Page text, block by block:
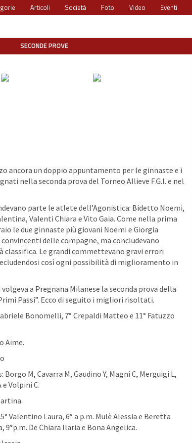
Articoli Società Foto Video Eventi
SECONDE PROVE
ancora un doppio appuntamento per le ginnaste e i
nella seconda prova del Torneo Allieve F.G.I. e nel
parte le atlete dell’Agonistica: Bidetto Noemi,
Valenti Chiara e Vito Gaia. Come nella prima
le due ginnaste più giovani Noemi e Giorgia
delle compagne, ma concludevano
classifica. Le grandi commettevano gravi errori
così ogni possibilità di miglioramento in
a Pregnana Milanese la seconda prova della
Passi”. Ecco di seguito i migliori risoltati.
Bonomelli, 7° Crepaldi Matteo e 11° Fatuzzo
Aime.
Borgo M, Cavarra M, Gaudino Y, Magni C, Merguigi L,
Volpini C.
Valentino Laura, 6° a p.m. Mulè Alessia e Beretta
9°p.m. De Chiara Ilaria e Bona Angelica.